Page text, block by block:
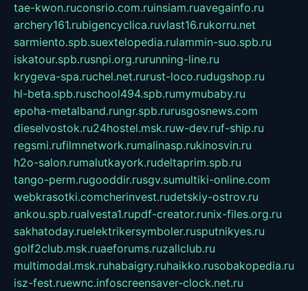
tae-kwon.ruconsrio.com.ruinsiam.ruavegainfo.ru
archery161.rubigencyclica.ruvlast16.rukorru.net
sarmiento.spb.suextelopedia.rulammin-suo.spb.ru
iskatour.spb.rusnpi.org.rurunning-line.ru
krygeva-spa.ruchel.net.rurust-loco.rudugshop.ru
hl-beta.spb.ruschool494.spb.rumymubaby.ru
epoha-metalband.rungr.spb.rurusgosnews.com
dieselvostok.ru24hostel.msk.ruw-dev.ruf-ship.ru
regsmi.rufilmnetwork.rumalinasp.rukinosvin.ru
h2o-salon.rumalutkayork.rudeltaprim.spb.ru
tango-perm.rugooddir.rusgv.sumultiki-online.com
webkrasotki.comcherinvest.rudetskiy-ostrov.ru
ankou.spb.rualvesta1.rupdf-creator.runix-files.org.ru
sakhatoday.ruelektrikersymboler.rusputnikyes.ru
golf2club.msk.ruaeforums.ruzallclub.ru
multimodal.msk.ruhabaigry.ruhaikko.rusobakopedia.ru
isz-fest.ruewnc.infoscreensaver-clock.net.ru